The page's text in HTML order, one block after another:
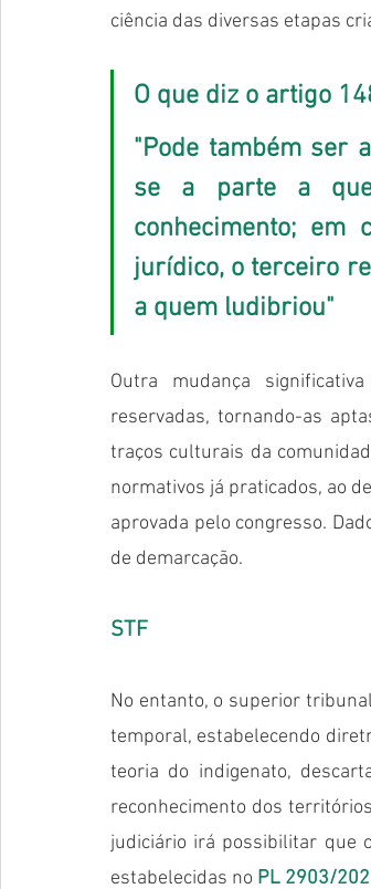
ciência das diversas etapas
O que diz o artigo
"Pode também ser
se a parte a
conhecimento; em
jurídico, o terceiro
a quem ludibriou"
Outra mudança
reservadas, tornando-as
traços culturais da
normativos já praticados, ao
aprovada pelo congresso.
de demarcação.
STF
No entanto, o superior
temporal, estabelecendo
teoria do indigenato,
reconhecimento dos
judiciário irá possibilitar que
estabelecidas no PL 2903/